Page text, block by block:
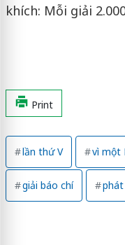
khích: Mỗi giải
Print
lần thứ V vì một
giải báo chí